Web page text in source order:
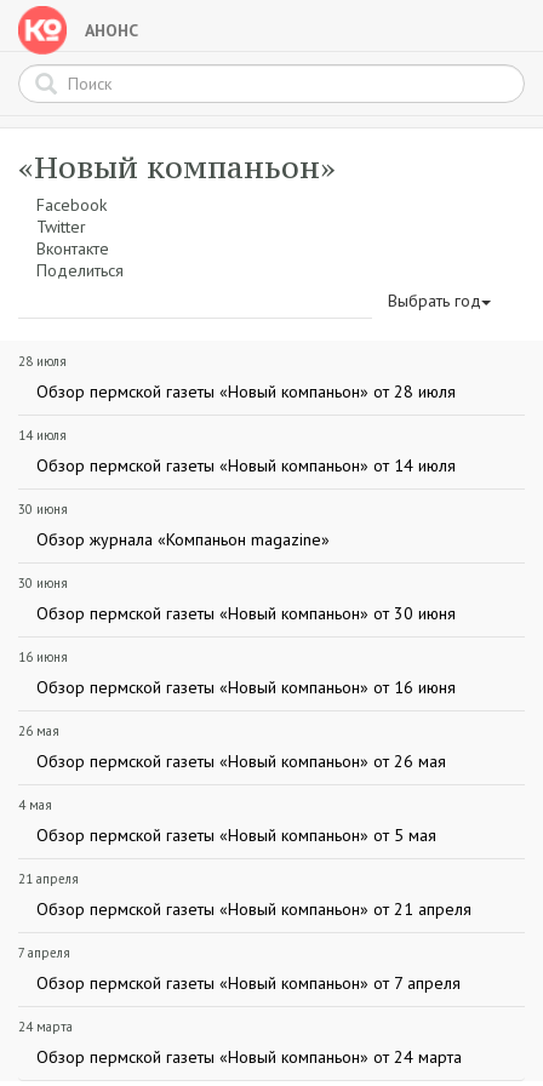
АНОНС
«Новый компаньон»
Facebook
Twitter
Вконтакте
Поделиться
Выбрать год
28 июля
Обзор пермской газеты «Новый компаньон» от 28 июля
14 июля
Обзор пермской газеты «Новый компаньон» от 14 июля
30 июня
Обзор журнала «Компаньон magazine»
30 июня
Обзор пермской газеты «Новый компаньон» от 30 июня
16 июня
Обзор пермской газеты «Новый компаньон» от 16 июня
26 мая
Обзор пермской газеты «Новый компаньон» от 26 мая
4 мая
Обзор пермской газеты «Новый компаньон» от 5 мая
21 апреля
Обзор пермской газеты «Новый компаньон» от 21 апреля
7 апреля
Обзор пермской газеты «Новый компаньон» от 7 апреля
24 марта
Обзор пермской газеты «Новый компаньон» от 24 марта